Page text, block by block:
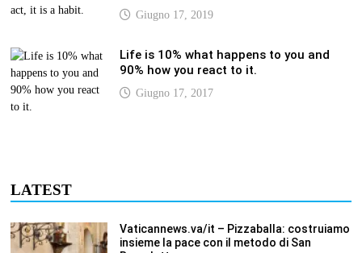
Giugno 17, 2019
Life is 10% what happens to you and
90% how you react to it.
Giugno 17, 2017
LATEST
Vaticannews.va/it – Pizzaballa: costruiamo
insieme la pace con il metodo di San